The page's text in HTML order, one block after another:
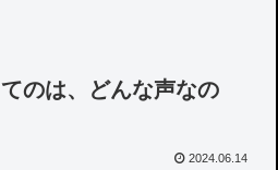
のは、どんな声なの
2024.06.14